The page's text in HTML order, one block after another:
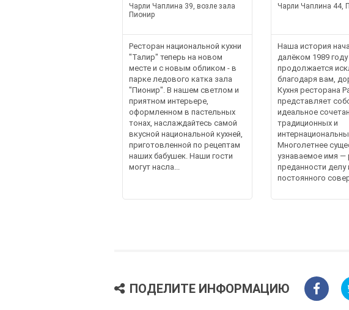
Чарли Чаплина 39, возле зала
Пионир
Ресторан национальной кухни
"Талир" теперь на новом
месте и с новым обликом - в
парке ледового катка зала
"Пионир". В нашем светлом и
приятном интерьере,
оформленном в пастельных
тонах, наслаждайтесь самой
вкусной национальной кухней,
приготовленной по рецептам
наших бабушек. Наши гости
могут насла...
Чарли Чаплина 44,
Наша история
далёком 1989 году
продолжается
благодаря вам,
Кухня ресторана
представляет
идеальное
традиционных и
Многолетнее
узнаваемое имя —
преданности делу
постоянного
ПОДЕЛИТЕ ИНФОРМАЦИЮ